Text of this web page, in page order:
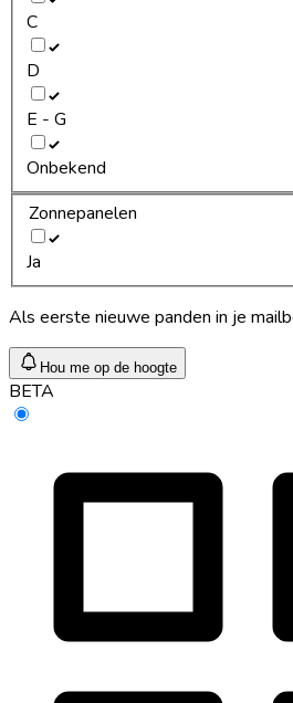
C
D
E - G
Onbekend
Zonnepanelen
Ja
Als eerste nieuwe panden in je
Hou me op de hoogte
BETA